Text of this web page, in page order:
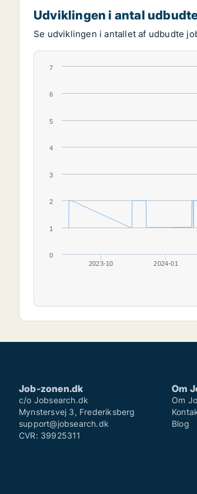
Udviklingen i antal
Se udviklingen i antallet af udbudte
2023-10 2024-01
0
1
2
3
4
5
6
7
Job-zonen.dk
c/o Jobsearch.dk
Mynstersvej 3, Frederiksberg
support@jobsearch.dk
CVR: 39925311
Om
Om
Blog